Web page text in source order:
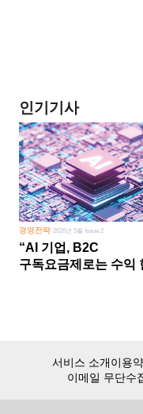
인기기사
경영전략 2026년 5월 Issue 2
“AI 기업, B2C
구독요금제로는 수익
서비스 소개이용
이메일 무단수